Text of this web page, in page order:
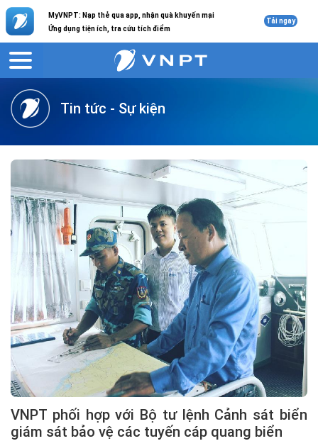
MyVNPT: Nạp thẻ qua app, nhận quà khuyến mại
Ứng dụng tiện ích, tra cứu tích điểm
Tải ngay
VNPT Tin tức
Tin tức - Sự kiện
VNPT phối hợp với Bộ tư lệnh Cảnh sát biển
giám sát bảo vệ các tuyến cáp quang biển